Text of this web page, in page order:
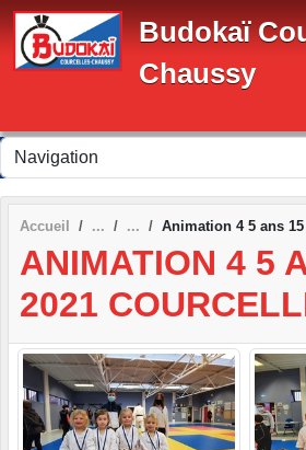
Budokaï
Chaussy
Accueil Animation 4 5 ans
ANIMATION 4 5
2021
Panneau de gestion des cookies